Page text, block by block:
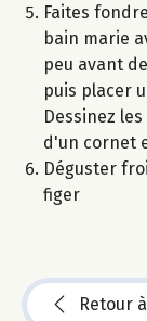
Faites
bain marie
peu avant
puis placer
Dessinez
d'un cornet
Déguster
figer
Retour